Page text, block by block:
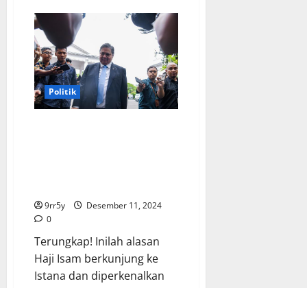
mendampingi
Prabowo
bertemu
dengan
bosnya
dari
Jepang
dan
Politik
9rr5y
Desember 11, 2024
0
Terungkap! Inilah alasan
Haji Isam berkunjung ke
Istana dan diperkenalkan